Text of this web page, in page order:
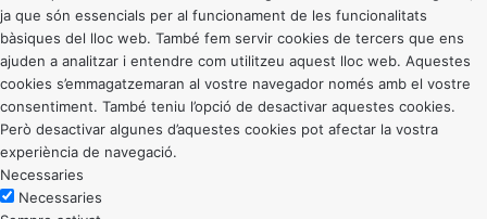
ja que són essencials per al funcionament de les funcionalitats
bàsiques del lloc web. També fem servir cookies de tercers que ens
ajuden a analitzar i entendre com utilitzeu aquest lloc web. Aquestes
cookies s’emmagatzemaran al vostre navegador només amb el vostre
consentiment. També teniu l’opció de desactivar aquestes cookies.
Però desactivar algunes d’aquestes cookies pot afectar la vostra
experiència de navegació.
Necessaries
Necessaries